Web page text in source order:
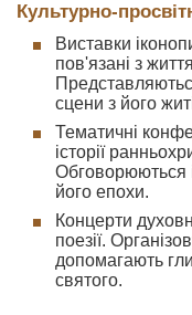
Культурно-
Виставки
пов'язані з
сцени з його
Тематичні
історії
Обговорюються
його епохи.
Концерти
поезії.
допомагають
святого.